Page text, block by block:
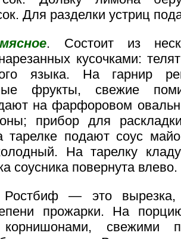
Для разделки устриц
. Состоит из
кусочками:
языка. На гарнир
фрукты, свежие
на фарфоровом
прибор для
тарелке подают соус
На тарелку
соусника повернута влево.
— это вырезка,
прожарки. На
корнишонами, свежими